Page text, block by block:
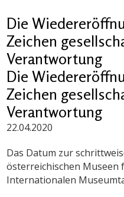
Die
Zeichen
Verantwortung
Die
Zeichen
Verantwortung
22.04.2020
Das Datum zur
österreichischen Museen
Internationalen